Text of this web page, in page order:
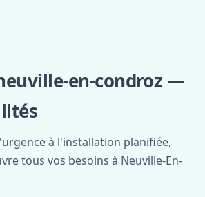
en-condroz —
à l'installation planifiée,
tous vos besoins à Neuville-En-